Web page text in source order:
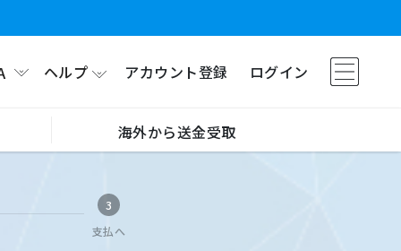
ヘルプ アカウント登録 ログイン
海外から送金受取
3
支払へ